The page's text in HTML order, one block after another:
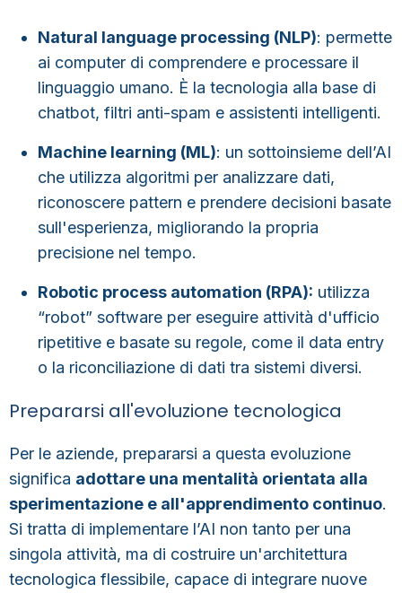
Natural language processing (NLP): permette
ai computer di comprendere e processare il
linguaggio umano. È la tecnologia alla base di
chatbot, filtri anti-spam e assistenti intelligenti.
Machine learning (ML): un sottoinsieme dell’AI
che utilizza algoritmi per analizzare dati,
riconoscere pattern e prendere decisioni basate
sull'esperienza, migliorando la propria
precisione nel tempo.
Robotic process automation (RPA): utilizza
“robot” software per eseguire attività d'ufficio
ripetitive e basate su regole, come il data entry
o la riconciliazione di dati tra sistemi diversi.
Prepararsi all'evoluzione tecnologica
Per le aziende, prepararsi a questa evoluzione
significa adottare una mentalità orientata alla
sperimentazione e all'apprendimento continuo.
Si tratta di implementare l’AI non tanto per una
singola attività, ma di costruire un'architettura
tecnologica flessibile, capace di integrare nuove